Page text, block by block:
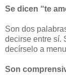
Se dicen “te
Son dos
decirse entre sí.
decírselo a
Son